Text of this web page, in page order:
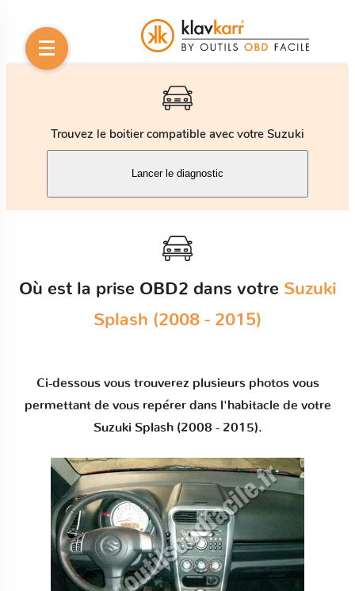
Trouvez le boitier compatible avec votre Suzuki
Lancer le diagnostic
Où est la prise OBD2 dans votre Suzuki
Splash (2008 - 2015)
Ci-dessous vous trouverez plusieurs photos vous
permettant de vous repérer dans l'habitacle de votre
Suzuki Splash (2008 - 2015).